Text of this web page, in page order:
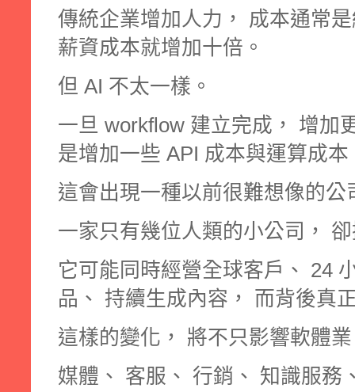
傳統企業增加人力， 成本通常
薪資成本就增加十倍。
但 AI 不太一樣。
一旦 workflow 建立完成， 增加
是增加一些 API 成本與運算成本
這會出現一種以前很難想像的公
一家只有幾位人類的小公司，
它可能同時經營全球客戶、 24
品、 持續生成內容， 而背後真
這樣的變化， 將不只影響軟體
媒體、 客服、 行銷、 知識服務